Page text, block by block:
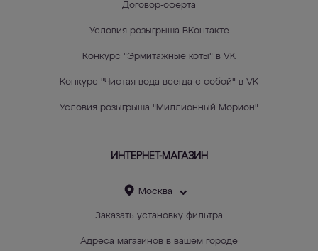
Договор-оферта
Условия розыгрыша ВКонтакте
Конкурс "Эрмитажные коты" в VK
Конкурс "Чистая вода всегда с собой" в VK
Условия розыгрыша "Миллионный Морион"
ИНТЕРНЕТ-МАГАЗИН
Москва
Заказать установку фильтра
Адреса магазинов в вашем городе